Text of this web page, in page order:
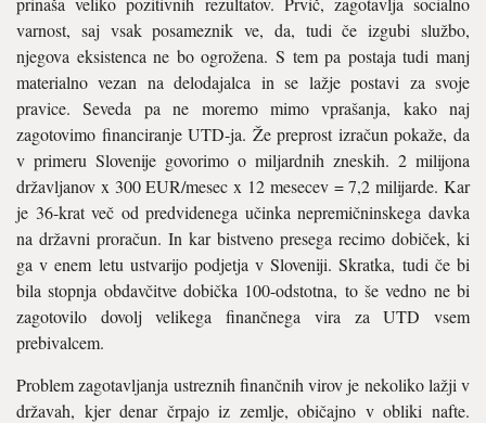
varnost, saj vsak posameznik ve, da, tudi če izgubi službo,
njegova eksistenca ne bo ogrožena. S tem pa postaja tudi manj
materialno vezan na delodajalca in se lažje postavi za svoje
pravice. Seveda pa ne moremo mimo vprašanja, kako naj
zagotovimo financiranje UTD-ja. Že preprost izračun pokaže, da
v primeru Slovenije govorimo o miljardnih zneskih. 2 milijona
državljanov x 300 EUR/mesec x 12 mesecev = 7,2 milijarde. Kar
je 36-krat več od predvidenega učinka nepremičninskega davka
na državni proračun. In kar bistveno presega recimo dobiček, ki
ga v enem letu ustvarijo podjetja v Sloveniji. Skratka, tudi če bi
bila stopnja obdavčitve dobička 100-odstotna, to še vedno ne bi
zagotovilo dovolj velikega finančnega vira za UTD vsem
prebivalcem.
Problem zagotavljanja ustreznih finančnih virov je nekoliko lažji v
državah, kjer denar črpajo iz zemlje, običajno v obliki nafte.